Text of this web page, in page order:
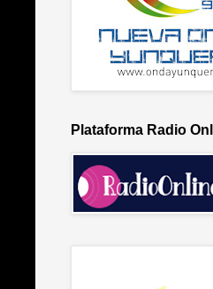
Plataforma Radio